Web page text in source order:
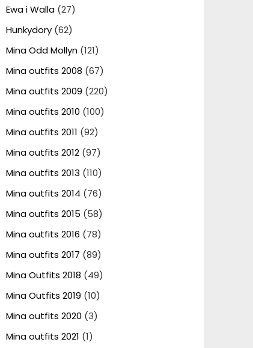
Ewa i Walla(27)
Hunkydory(62)
Mina Odd Mollyn(121)
Mina outfits 2008 (67)
Mina outfits 2009 (220)
Mina outfits 2010 (100)
Mina outfits 2011 (92)
Mina outfits 2012(97)
Mina outfits 2013 (110)
Mina outfits 2014 (76)
Mina outfits 2015 (58)
Mina outfits 2016 (78)
Mina outfits 2017 (89)
Mina Outfits 2018 (49)
Mina Outfits 2019 (10)
Mina outfits 2020 (3)
Mina outfits 2021 (1)